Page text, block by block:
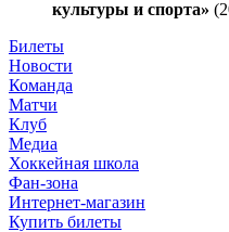
культуры и спорта»
Билеты
Новости
Команда
Матчи
Клуб
Медиа
Хоккейная школа
Фан-зона
Интернет-магазин
Купить билеты